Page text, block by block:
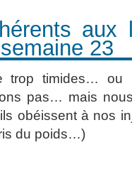
23
trop timides… ou
pas… mais
obéissent à nos
du poids…)